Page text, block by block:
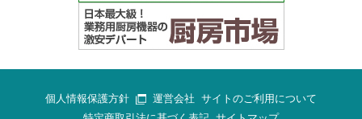
個人情報保護方針 運営会社 サイトのご利用について